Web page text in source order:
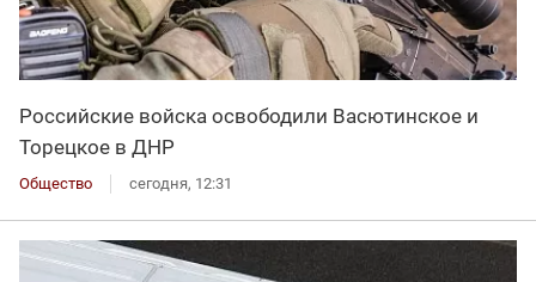
Российские войска освободили Васютинское и
Торецкое в ДНР
Общество сегодня, 12:31